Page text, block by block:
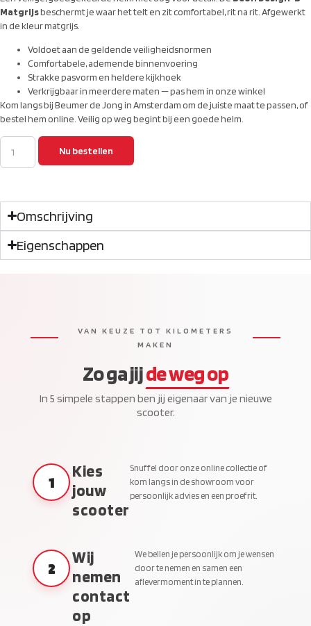
Matgrijsbeschermt je waar het telt en zit comfortabel, rit na rit. Afgewerkt
in de kleur matgrijs.
Voldoet aan de geldende veiligheidsnormen
Comfortabele, ademende binnenvoering
Strakke pasvorm en heldere kijkhoek
Verkrijgbaar in meerdere maten — pas hem in onze winkel
Kom langs bij Beumer de Jong in Amsterdam om de juiste maat te passen, of
bestel hem online. Veilig op weg begint bij een goede helm.
Nu bestellen
Omschrijving
Eigenschappen
VAN KEUZE TOT KILOMETERS
MAKEN
Zo ga jijde weg op
In 5 simpele stappen ben jij eigenaar van je nieuwe
scooter.
1
Kies
jouw
scooter
Snuffel door onze online collectie of
kom langs in de showroom voor
persoonlijk advies en een proefrit.
2
Wij
nemen
contact
op
We bellen je persoonlijk om je wensen
door te nemen en samen een
aflevermoment in te plannen.